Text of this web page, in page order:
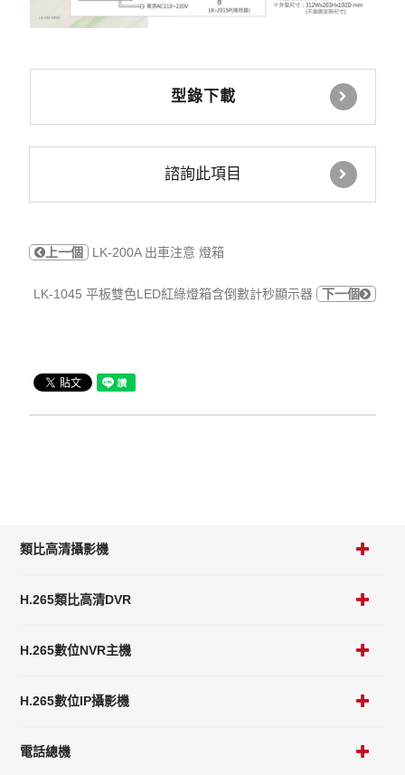
類比高清攝影機
H.265類比高清DVR
H.265數位NVR主機
H.265數位IP攝影機
電話總機
型錄下載
諮詢此項目
上一個 LK-200A 出車注意 燈箱
LK-1045 平板雙色LED紅綠燈箱含倒數計秒顯示器 下一個